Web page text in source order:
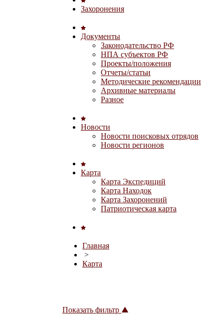
Захоронения
Документы
Законодательство РФ
НПА субъектов РФ
Проекты/положения
Отчеты/статьи
Методические рекомендации
Архивные материалы
Разное
Новости
Новости поисковых отрядов
Новости регионов
Карта
Карта Экспедиций
Карта Находок
Карта Захоронений
Патриотическая карта
Главная
>
Карта
Показать фильтр